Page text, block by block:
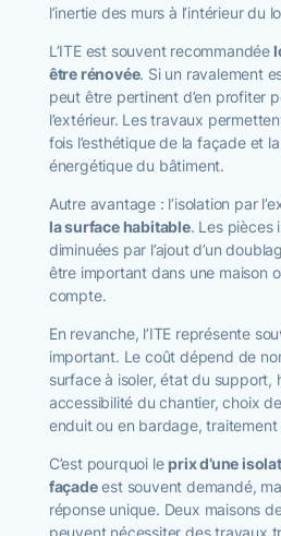
l’inertie des murs à l’intérieur du
L’ITE est souvent recommandée
être rénovée. Si un ravalement
peut être pertinent d’en profiter
l’extérieur. Les travaux
fois l’esthétique de la façade et
énergétique du bâtiment.
Autre avantage : l’isolation par
la surface habitable. Les pièces
diminuées par l’ajout d’un
être important dans une maison
compte.
En revanche, l’ITE représente
important. Le coût dépend de
surface à isoler, état du support,
accessibilité du chantier, choix
enduit ou en bardage,
C’est pourquoi leprix d’une
façadeest souvent demandé,
réponse unique. Deux maisons
peuvent nécessiter des travaux